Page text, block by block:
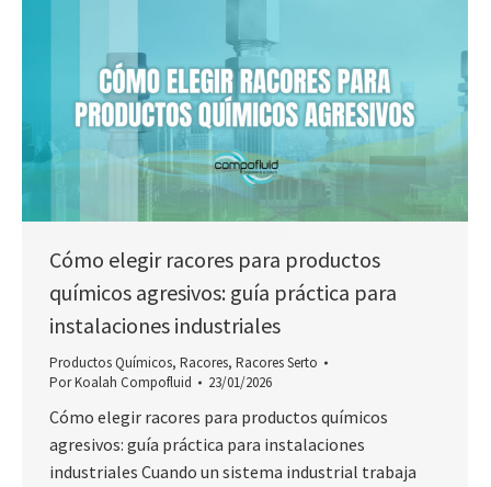
Cómo elegir racores para productos
químicos agresivos: guía práctica para
instalaciones industriales
Productos Químicos, Racores, Racores Serto
PorKoalah Compofluid 23/01/2026
Cómo elegir racores para productos químicos
agresivos: guía práctica para instalaciones
industriales Cuando un sistema industrial trabaja